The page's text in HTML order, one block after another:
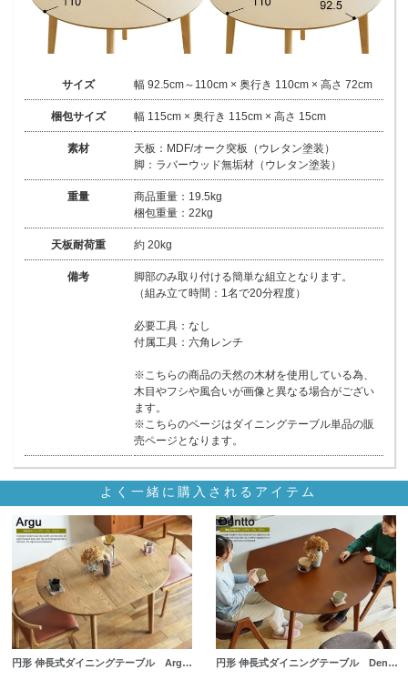
サイズ 幅 92.5cm～110cm × 奥行き 110cm × 高さ 72cm
梱包サイズ 幅 115cm × 奥行き 115cm × 高さ 15cm
素材
天板：MDF/オーク突板（ウレタン塗装）
脚：ラバーウッド無垢材（ウレタン塗装）
重量
商品重量：19.5kg
梱包重量：22kg
天板耐荷重 約 20kg
備考
脚部のみ取り付ける簡単な組立となります。
（組み立て時間：1名で20分程度）
必要工具：なし
付属工具：六角レンチ
※こちらの商品の天然の木材を使用している為、
木目やフシや風合いが画像と異なる場合がござい
ます。
※こちらのページはダイニングテーブル単品の販
売ページとなります。
よく一緒に購入されるアイテム
円形 伸長式ダイニングテーブル Arg… 円形 伸長式ダイニングテーブル Den…